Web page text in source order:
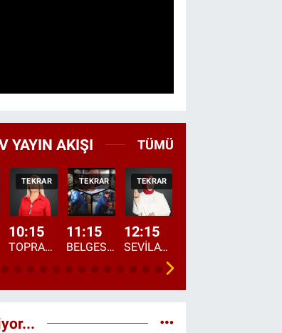
YAYIN AKIŞI TÜMÜ
TEKRAR
10:15
TOPRAKTAN SOFRAYA
TEKRAR
11:15
BELGESEL: "ÜLKE'NİN ALIN TERİ"
TEKRAR
12:15
SEVİLAY SUNGUR İLE ELİMİN BEREKETİ